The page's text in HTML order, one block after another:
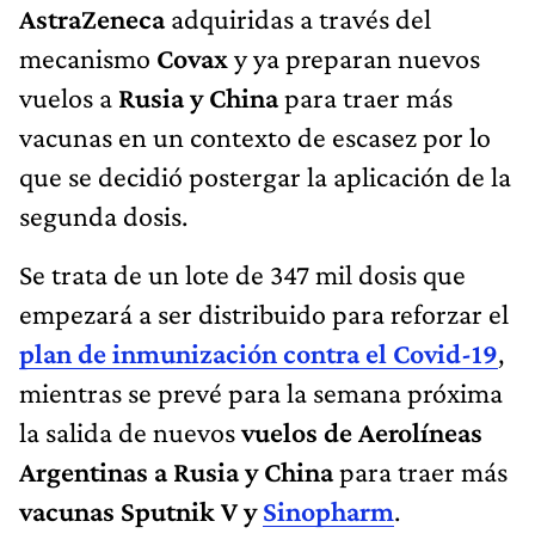
AstraZenecaadquiridas a través del
mecanismo Covax y ya preparan nuevos
vuelos a Rusia y Chinapara traer más
vacunas en un contexto de escasez por lo
que se decidió postergar la aplicación de la
segunda dosis.
Se trata de un lote de 347 mil dosis que
empezará a ser distribuido para reforzar el
plan de inmunización contra el Covid-19,
mientras se prevé para la semana próxima
la salida de nuevosvuelos de Aerolíneas
Argentinas a Rusia y Chinapara traer más
vacunas Sputnik V ySinopharm.